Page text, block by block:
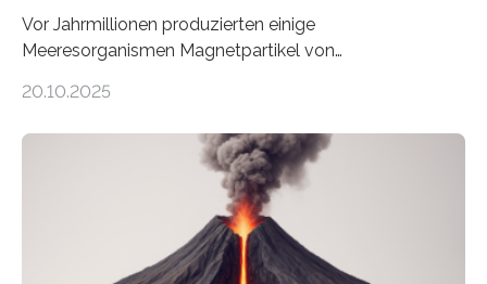
Vor Jahrmillionen produzierten einige
Meeresorganismen Magnetpartikel von
Sedimenten zu finden sind. Nun ist es einem
Domänen auf einem dieser „Riesenmagnetfossilien” mit
einer raffinierten Methode an der Diamond-
Röntgenquelle zu kartieren. Ihre Analyse zeigt, dass
diese Partikel es den Organismen ermöglicht haben
könnten, winzige Schwankungen sowohl in der
20.10.2025